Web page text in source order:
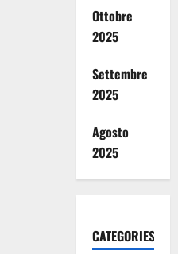
Ottobre
2025
Settembre
2025
Agosto
2025
CATEGORIES